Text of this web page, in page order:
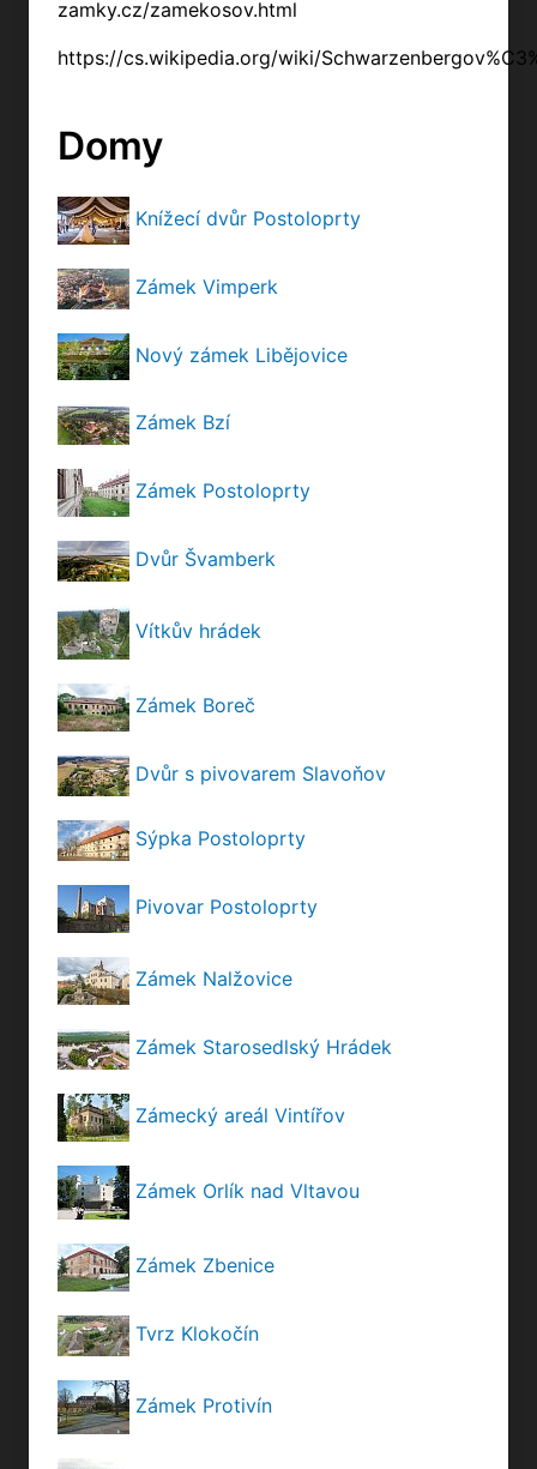
zamky.cz/zamekosov.html
https://cs.wikipedia.org/wiki/
Domy
Knížecí dvůr Postoloprty
Zámek Vimperk
Nový zámek Libějovice
Zámek Bzí
Zámek Postoloprty
Dvůr Švamberk
Vítkův hrádek
Zámek Boreč
Dvůr s pivovarem Slavoňov
Sýpka Postoloprty
Pivovar Postoloprty
Zámek Nalžovice
Zámek Starosedlský Hrádek
Zámecký areál Vintířov
Zámek Orlík nad Vltavou
Zámek Zbenice
Tvrz Klokočín
Zámek Protivín